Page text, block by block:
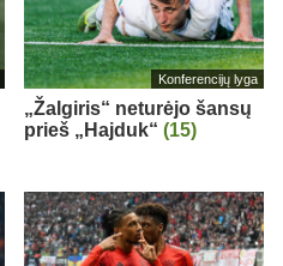
Konferencijų lyga
„Žalgiris“ neturėjo šansų
prieš „Hajduk“ (15)